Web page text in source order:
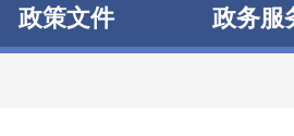
政策文件 政务服